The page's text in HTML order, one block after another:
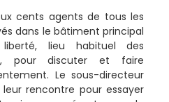
cents agents de tous les
dans le bâtiment principal
lieu habituel des
pour discuter et faire
Le sous-directeur
rencontre pour essayer